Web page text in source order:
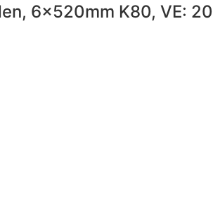
6x520mm K80, VE: 20